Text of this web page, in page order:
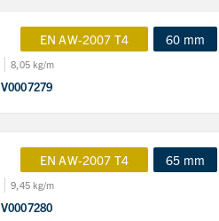
EN AW-2007 T4 60 mm
8,05 kg/m
V0007279
EN AW-2007 T4 65 mm
9,45 kg/m
V0007280